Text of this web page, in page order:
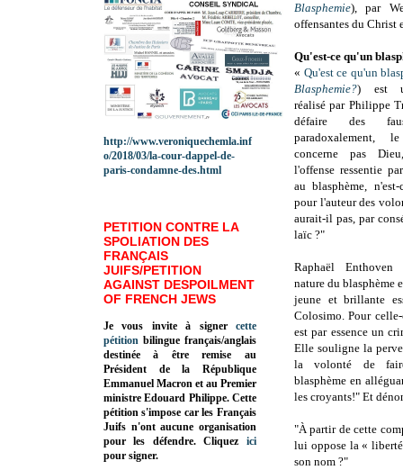
Blasphemie), par
offensantes du
Qu'est-ce qu'un
« Qu'est ce qu'un
Blasphemie?) est
réalisé par Philippe
défaire des
paradoxalement,
concerne pas
l'offense ressentie
au blasphème,
pour l'auteur des
aurait-il pas, par
laïc ?"
Raphaël
nature du blasphème
jeune et brillante
Colosimo. Pour
est par essence un
Elle souligne la
la volonté de
blasphème en
les croyants!" Et
"À partir de cette
lui oppose la «
son nom ?"
http://www.veroniquechemla.inf
o/2018/03/la-cour-dappel-de-
paris-condamne-des.html
PETITION CONTRE LA
SPOLIATION DES
FRANÇAIS
JUIFS/PETITION
AGAINST DESPOILMENT
OF FRENCH JEWS
Je vous invite à signer cette
pétition bilingue français/anglais
destinée à être remise au
Président de la République
Emmanuel Macron et au Premier
ministre Edouard Philippe. Cette
pétition s'impose car les Français
Juifs n'ont aucune organisation
pour les défendre. Cliquez
ici
pour signer.